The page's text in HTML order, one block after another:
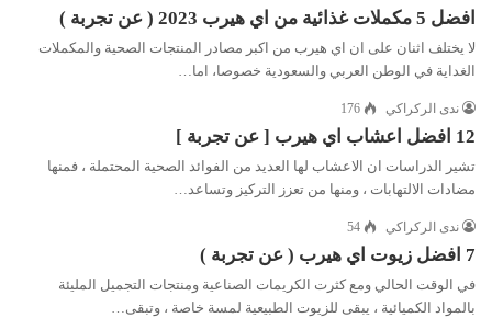
افضل 5 مكملات غذائية من اي هيرب 2023 ( عن تجربة )
لا يختلف اثنان على ان اي هيرب من اكبر مصادر المنتجات الصحية والمكملات
الغداية في الوطن العربي والسعودية خصوصا، اما…
ندى الركراكي 176
12 افضل اعشاب اي هيرب [ عن تجربة ]
تشير الدراسات ان الاعشاب لها العديد من الفوائد الصحية المحتملة ، فمنها
مضادات الالتهابات ، ومنها من تعزز التركيز وتساعد…
ندى الركراكي 54
7 افضل زيوت اي هيرب ( عن تجربة )
في الوقت الحالي ومع كثرت الكريمات الصناعية ومنتجات التجميل المليئة
بالمواد الكميائية ، يبقى للزيوت الطبيعية لمسة خاصة ، وتبقى…